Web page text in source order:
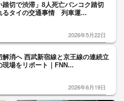
踏切で渋滞」8人死亡バンコク踏切
るタイの交通事情 列車運...
2026年5月22日
解消へ 西武新宿線と京王線の連続立
現場をリポート｜FNN...
2026年6月19日